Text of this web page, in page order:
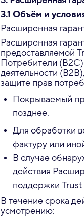
3.1 Объём и
Расширенная
Расширенная
предоставляемой
Потребители
деятельности
защите прав
Покрываемый
позднее.
Для обработки
фактуру или
В случае
действия
поддержки
В течение срока
усмотрению: